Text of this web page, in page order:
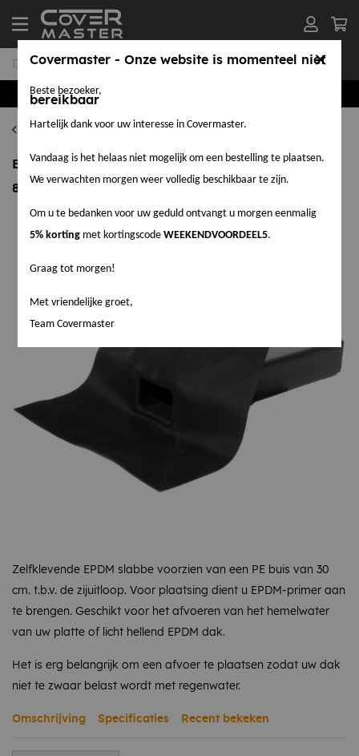
Hemelwaterafvoeren
EPDM Stadsuitloop / zijuitloop 90° zelfklevend 60 x
80 mm x 300 mm
Zelfklevende EPDM slabbe voorzien van een PE buis van 30
cm. t.b.v. de zijuitloop. Voor plaatsing dient u EPDM-primer aan
te brengen. Geschikt voor het afvoeren van het hemelwater
van uw platte of licht hellend EPDM dak.
Het is erg belangrijk om een afvoer te plaatsen zodat uw dak
niet te zwaar belast wordt met regenwater.
Omschrijving Specificaties Recent bekeken
Covermaster - Onze website is momenteel niet
bereikbaar
Beste bezoeker,
Hartelijk dank voor uw interesse in Covermaster.
Vandaag is het helaas niet mogelijk om een bestelling te plaatsen.
We verwachten morgen weer volledig beschikbaar te zijn.
Om u te bedanken voor uw geduld ontvangt u morgen eenmalig
5% korting met kortingscodeWEEKENDVOORDEEL5.
Graag tot morgen!
Met vriendelijke groet,
Team Covermaster